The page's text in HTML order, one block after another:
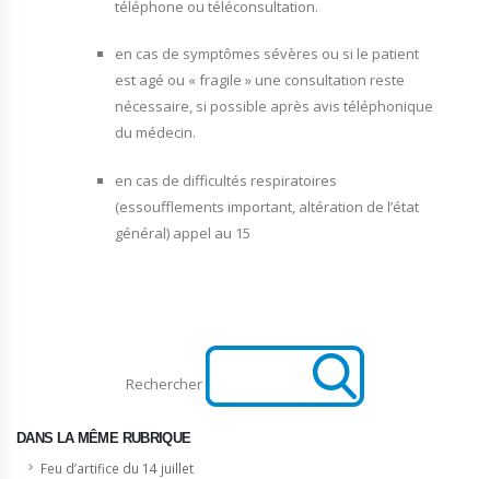
téléphone ou téléconsultation.
en cas de symptômes sévères ou si le patient
est agé ou « fragile » une consultation reste
nécessaire, si possible après avis téléphonique
du médecin.
en cas de difficultés respiratoires
(essoufflements important, altération de l’état
général) appel au 15
Rechercher
DANS LA MÊME RUBRIQUE
Feu d’artifice du 14 juillet